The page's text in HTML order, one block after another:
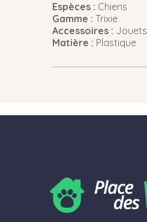
Espèces : Chiens
Gamme : Trixie
Accessoires : Jouets
Matière : Plastique